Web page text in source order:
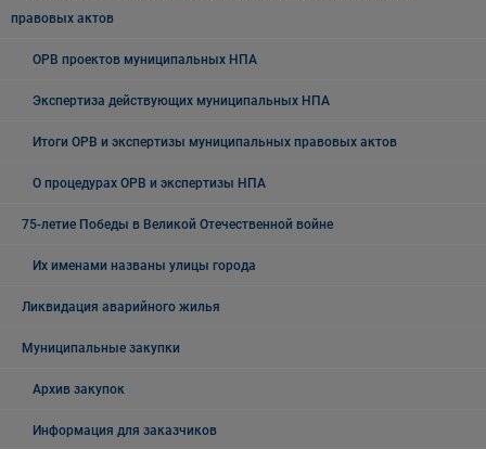
правовых актов
ОРВ проектов муниципальных НПА
Экспертиза действующих муниципальных НПА
Итоги ОРВ и экспертизы муниципальных правовых актов
О процедурах ОРВ и экспертизы НПА
75-летие Победы в Великой Отечественной войне
Их именами названы улицы города
Ликвидация аварийного жилья
Муниципальные закупки
Архив закупок
Информация для заказчиков